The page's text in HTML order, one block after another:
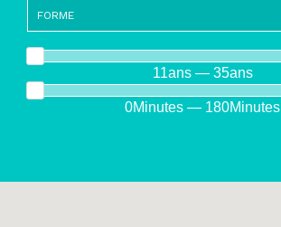
11ans — 35ans
0Minutes — 180Minutes